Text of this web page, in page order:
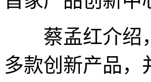
蔡孟红介绍，
多款创新产品，